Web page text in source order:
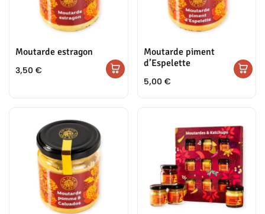
Moutarde estragon
3,50 €
Moutarde piment
d’Espelette
5,00 €